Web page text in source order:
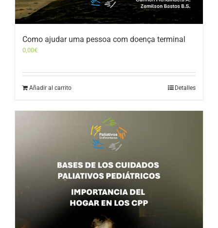
Como ajudar uma pessoa com doença terminal
0,00€
Añadir al carrito Detalles